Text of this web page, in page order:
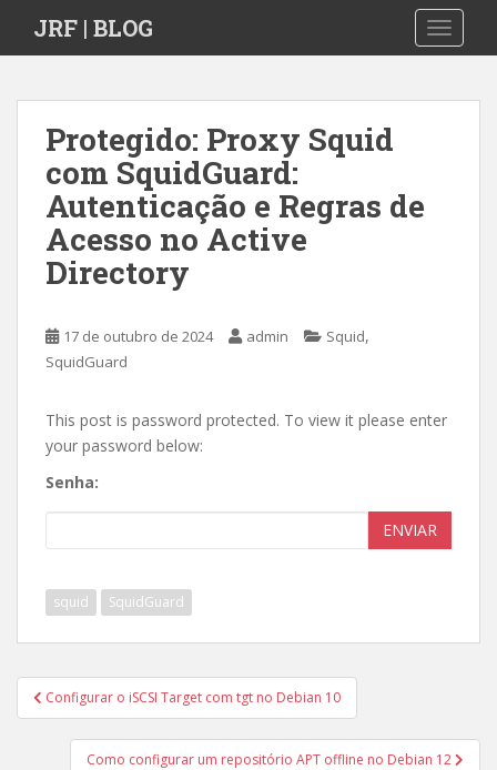
i
JRF | BLOG
Protegido: Proxy Squid
com SquidGuard:
Autenticação e Regras de
Acesso no Active
Directory
17 de outubro de 2024 admin Squid,
SquidGuard
This post is password protected. To view it please enter
your password below:
Senha:
ENVIAR
squid SquidGuard
Navegação
de
Post
Configurar o iSCSI Target com tgt no Debian 10
Como configurar um repositório APT offline no Debian 12